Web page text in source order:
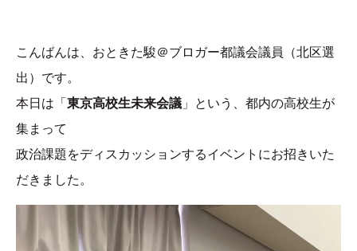
こんばんは、おときた駿＠ブロガー都議会議員（北区選
出）です。
本日は「 東京高校生未来会議 」という、都内の高校生が
集まって
政治課題をディスカッションするイベントにお招きいた
だきました。